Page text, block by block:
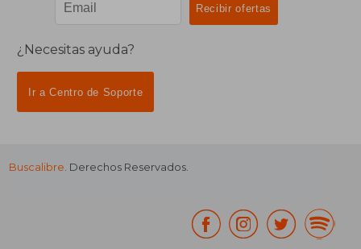
¿Necesitas ayuda?
Ir a Centro de Soporte
Buscalibre. Derechos Reservados.